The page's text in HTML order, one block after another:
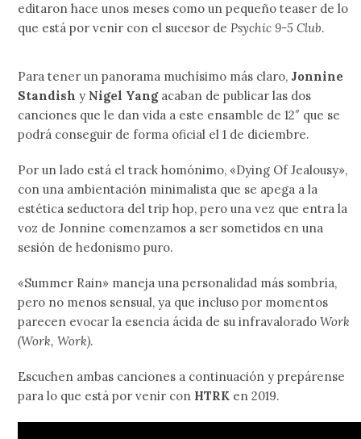
editaron hace unos meses como un pequeño teaser de lo
que está por venir con el sucesor dePsychic 9-5 Club.
Para tener un panorama muchísimo más claro, Jonnine
Standish y Nigel Yangacaban de publicar las dos
canciones que le dan vida a este ensamble de 12″ que se
podrá conseguir de forma oficial el 1 de diciembre.
Por un lado está el track homónimo, «Dying Of Jealousy»,
con una ambientación minimalista que se apega a la
estética seductora del trip hop, pero una vez que entra la
voz de Jonnine comenzamos a ser sometidos en una
sesión de hedonismo puro.
«Summer Rain» maneja una personalidad más sombría,
pero no menos sensual, ya que incluso por momentos
parecen evocar la esencia ácida de su infravaloradoWork
(Work, Work).
Escuchen ambas canciones a continuación y prepárense
para lo que está por venir con HTRK en 2019.